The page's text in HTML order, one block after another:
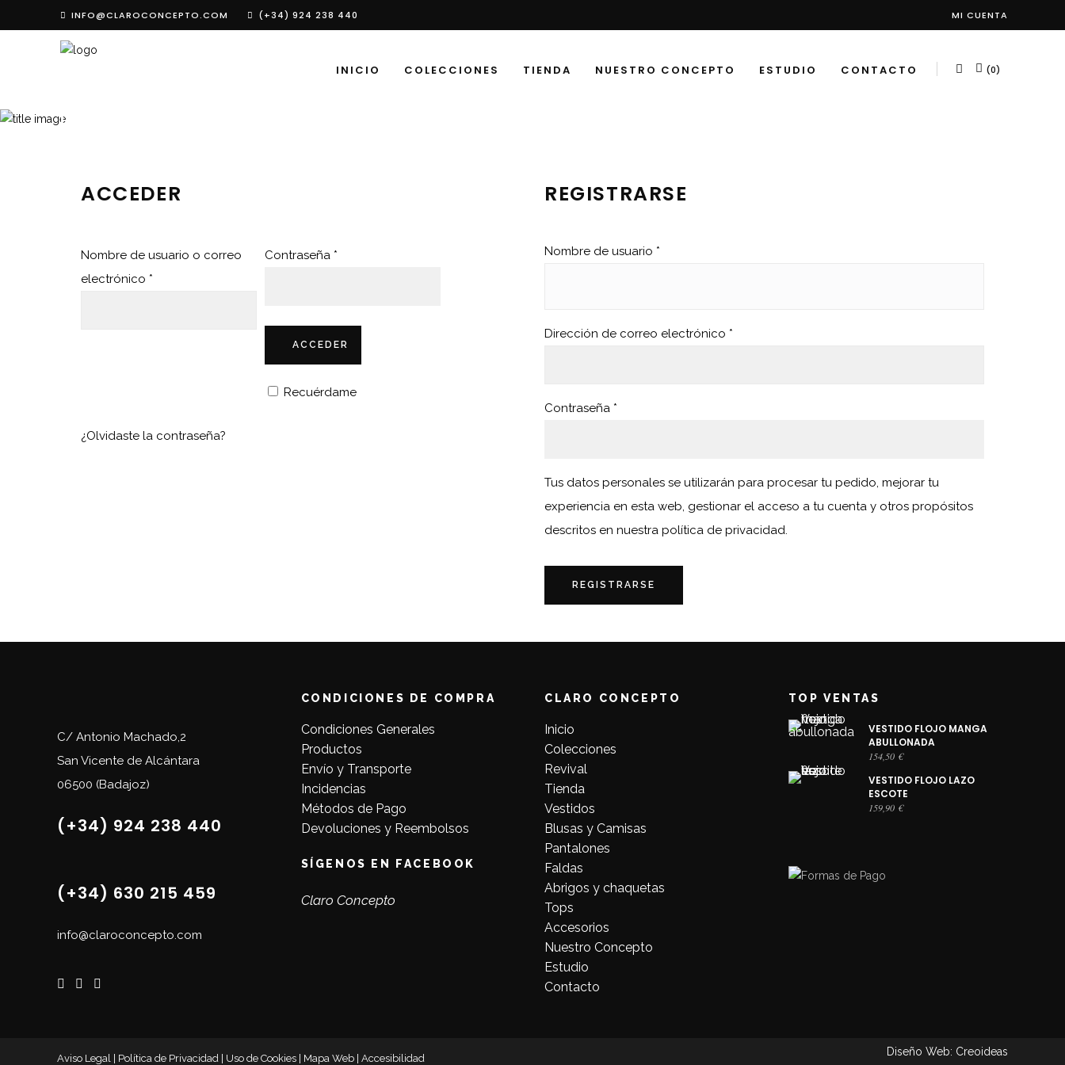
INFO@CLAROCONCEPTO.COM (+34) 924 238 440 MI CUENTA
INICIO COLECCIONES TIENDA NUESTRO CONCEPTO ESTUDIO CONTACTO (0)
MI CUENTA
ACCEDER
Nombre de usuario o correo
electrónico *
Contraseña *
Recuérdame
ACCEDER
¿Olvidaste la contraseña?
REGISTRARSE
Nombre de usuario *
Dirección de correo electrónico *
Contraseña *
Tus datos personales se utilizarán para procesar tu pedido, mejorar tu
experiencia en esta web, gestionar el acceso a tu cuenta y otros propósitos
descritos en nuestra política de privacidad.
REGISTRARSE
C/ Antonio Machado,2
San Vicente de Alcántara
06500 (Badajoz)
(+34) 924 238 440
(+34) 630 215 459
info@claroconcepto.com
CONDICIONES DE COMPRA
Condiciones Generales
Productos
Envío y Transporte
Incidencias
Métodos de Pago
Devoluciones y Reembolsos
SÍGENOS EN FACEBOOK
Claro Concepto
CLARO CONCEPTO
Inicio
Colecciones
Revival
Tienda
Vestidos
Blusas y Camisas
Pantalones
Faldas
Abrigos y chaquetas
Tops
Accesorios
Nuestro Concepto
Estudio
Contacto
TOP VENTAS
VESTIDO FLOJO MANGA
ABULLONADA
154,50 €
VESTIDO FLOJO LAZO
ESCOTE
159,90 €
Aviso Legal Política de Privacidad Uso de Cookies Mapa Web Accesibilidad
Diseño Web: Creoideas